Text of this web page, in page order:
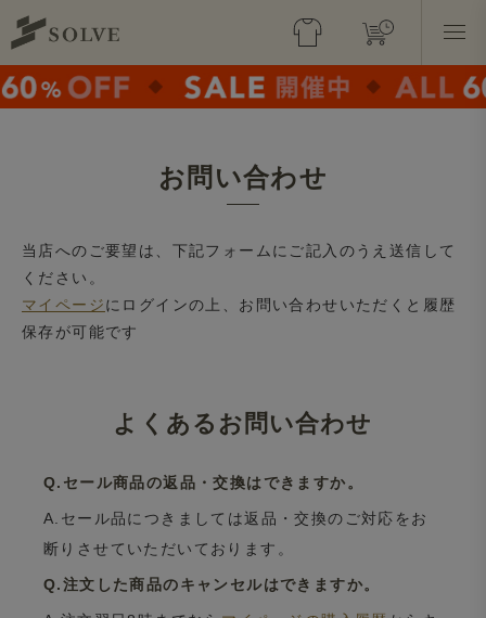
お問い合わせ
当店へのご要望は、下記フォームにご記入のうえ送信して
ください。
マイページにログインの上、お問い合わせいただくと履歴
保存が可能です
よくあるお問い合わせ
Q.セール商品の返品・交換はできますか。
A.セール品につきましては返品・交換のご対応をお
断りさせていただいております。
Q.注文した商品のキャンセルはできますか。